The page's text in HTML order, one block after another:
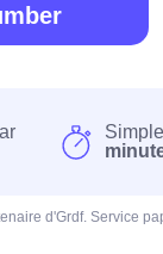
d'Grdf. Service